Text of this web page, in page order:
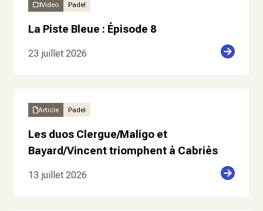
Video Padel
La Piste Bleue : Épisode 8
23 juillet 2026
Article Padel
Les duos Clergue/Maligo et
Bayard/Vincent triomphent à Cabriès
13 juillet 2026